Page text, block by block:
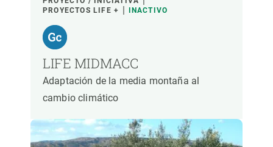
PROYECTOS LIFE +
INACTIVO
LIFE MIDMACC
Adaptación de la media montaña al
cambio climático